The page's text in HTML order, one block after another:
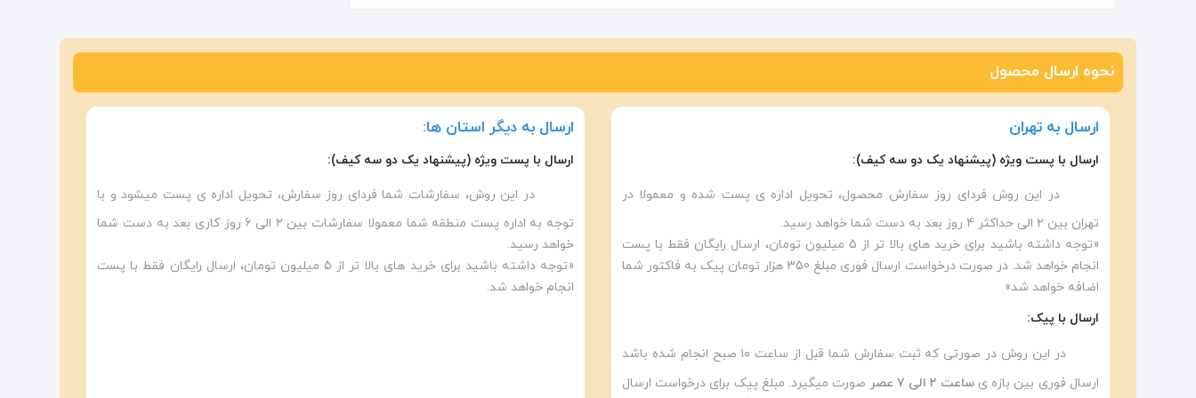
نحوه ارسال محصول
ارسال به تهران
ارسال با پست ویژه (پیشنهاد یک دو سه کیف):
در این روش فردای روز سفارش محصول، تحویل اداره ی پست شده و معمولا در
تهران بین ۲ الی حداکثر 4 روز بعد به دست شما خواهد رسید.
«توجه داشته باشید برای خرید های بالا تر از 5 میلیون تومان، ارسال رایگان فقط با پست
انجام خواهد شد. در صورت درخواست ارسال فوری مبلغ 350 هزار تومان پیک به فاکتور شما
اضافه خواهد شد»
ارسال با پیک:
در این روش در صورتی که ثبت سفارش شما قبل از ساعت ۱۰ صبح انجام شده باشد
ارسال فوری بین بازه یساعت ۲ الی ۷ عصر
صورت میگیرد. مبلغ پیک برای درخواست ارسال
ارسال به دیگر استان ها:
ارسال با پست ویژه (پیشنهاد یک دو سه کیف):
در این روش، سفارشات شما فردای روز سفارش، تحویل اداره ی پست میشود و با
توجه به اداره پست منطقه شما معمولا سفارشات بین ۲ الی ۶ روز کاری بعد به دست شما
خواهد رسید.
«توجه داشته باشید برای خرید های بالا تر از 5 میلیون تومان، ارسال رایگان فقط با پست
انجام خواهد شد.